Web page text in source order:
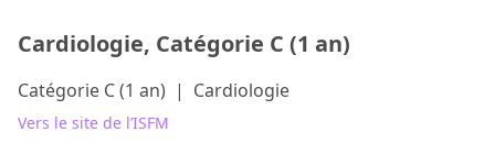
Cardiologie, Catégorie C (1 an)
Catégorie C (1 an) | Cardiologie
Vers le site de l’ISFM